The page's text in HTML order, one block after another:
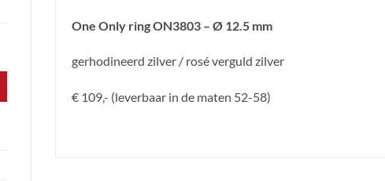
One Only ring ON3803 – Ø 12.5 mm
gerhodineerd zilver / rosé verguld zilver
€ 109,- (leverbaar in de maten 52-58)